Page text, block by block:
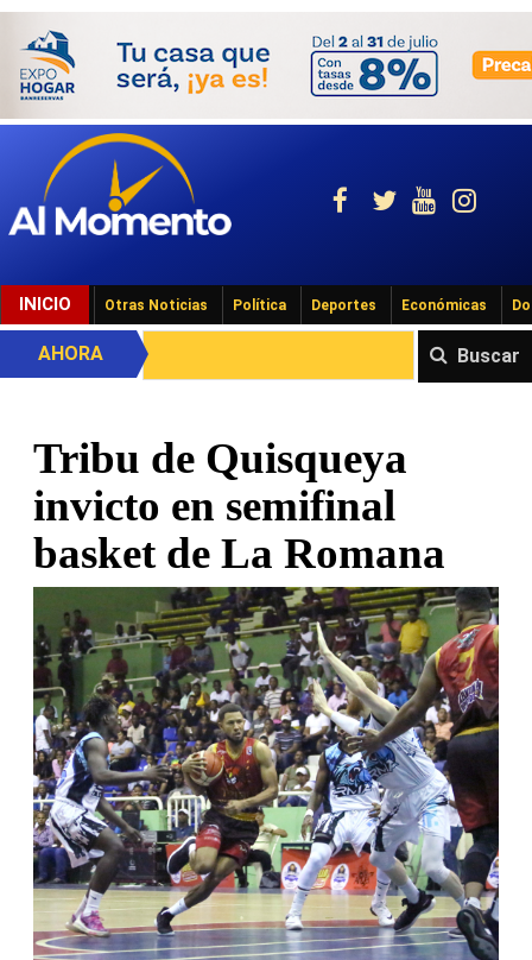
INICIO Otras Noticias Política Deportes Económicas
Buscar
AHORA
Tribu de Quisqueya
invicto en semifinal
basket de La Romana